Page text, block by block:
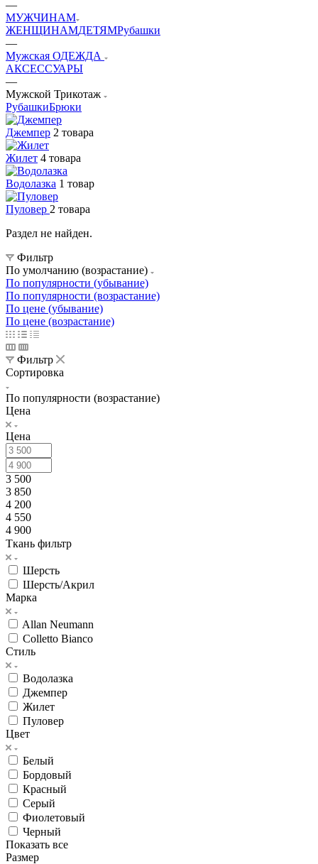
—
МУЖЧИНАМ
ЖЕНЩИНАМДЕТЯМРубашки
—
Мужская ОДЕЖДА
АКСЕССУАРЫ
—
Мужской Трикотаж
РубашкиБрюки
Джемпер 2 товара
Жилет 4 товара
Водолазка 1 товар
Пуловер 2 товара
Раздел не найден.
Фильтр
По умолчанию (возрастание)
По популярности (убывание)
По популярности (возрастание)
По цене (убывание)
По цене (возрастание)
Фильтр
Сортировка
По популярности (возрастание)
Цена
Цена
3 500
3 850
4 200
4 550
4 900
Ткань фильтр
Шерсть
Шерсть/Акрил
Марка
Allan Neumann
Colletto Bianco
Стиль
Водолазка
Джемпер
Жилет
Пуловер
Цвет
Белый
Бордовый
Красный
Серый
Фиолетовый
Черный
Показать все
Размер